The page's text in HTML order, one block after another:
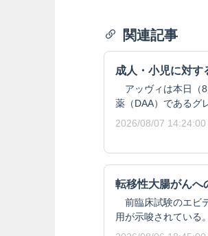
関連記事
成人・小児に対す
アッヴィは本日（8
薬（DAA）であるグ
2026/08/07 14:24:00
転移性大腸がんへ
前臨床試験のエビ
用が示唆されている